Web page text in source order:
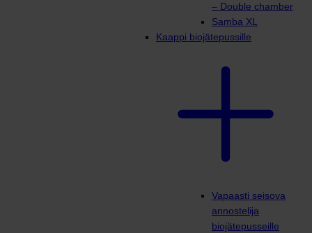
– Double chamber
Samba XL
Kaappi biojätepussille
Vapaasti seisova
annostelija
biojätepusseille